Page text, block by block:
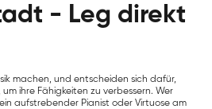
- Leg direkt
machen, und entscheiden sich dafür,
um ihre Fähigkeiten zu verbessern. Wer
aufstrebender Pianist oder Virtuose am